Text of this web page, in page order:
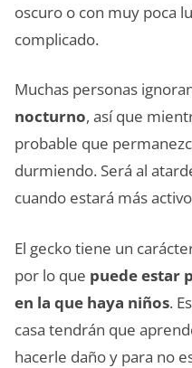
oscuro o con muy poca
complicado.
Muchas personas
nocturno, así que
probable que
durmiendo. Será al
cuando estará más
El gecko tiene un
por lo que puede estar
en la que haya niños.
casa tendrán que
hacerle daño y para no